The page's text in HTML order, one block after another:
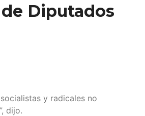
Diputados
y radicales no
dijo.